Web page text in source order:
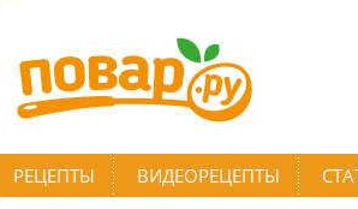
РЕЦЕПТЫ ВИДЕОРЕЦЕПТЫ